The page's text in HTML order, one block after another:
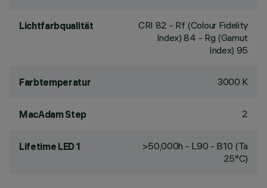
Lichtfarbqualität CRI 82 - Rf (Colour Fidelity
Index) 84 - Rg (Gamut
Index) 95
Farbtemperatur 3000 K
MacAdam Step 2
Lifetime LED 1
>50,000h - L90 - B10 (Ta
25°C)